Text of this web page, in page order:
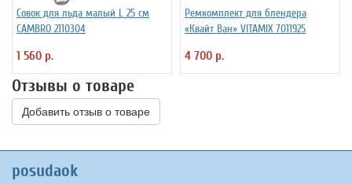
Совок для льда малый L 25 см
CAMBRO 2110304
1 560 р.
Ремкомплект для блендера
«Квайт Ван» VITAMIX 7011925
4 700 р.
Отзывы о товаре
Добавить отзыв о товаре
posudaok